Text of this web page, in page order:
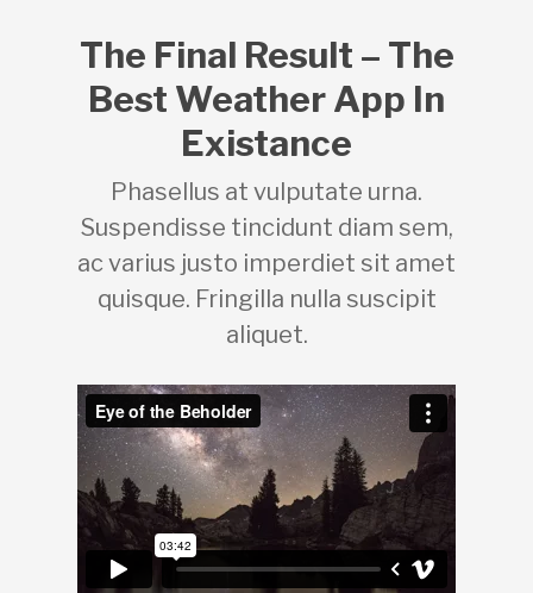
The Final Result – The
Best Weather App In
Existance
Phasellus at vulputate urna.
Suspendisse tincidunt diam sem,
ac varius justo imperdiet sit amet
quisque. Fringilla nulla suscipit
aliquet.